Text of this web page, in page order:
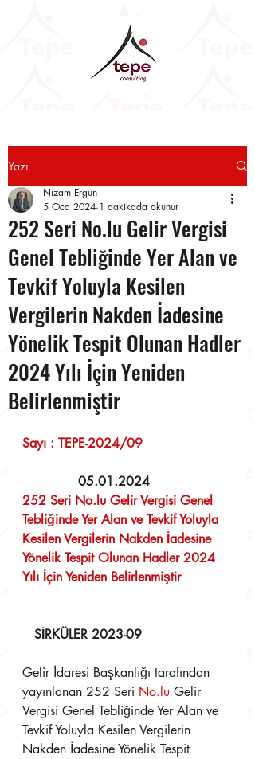
Yazı
252 Seri No.lu Gelir Vergisi
Genel Tebliğinde Yer Alan ve
Tevkif Yoluyla Kesilen
Vergilerin Nakden İadesine
Yönelik Tespit Olunan Hadler
2024 Yılı İçin Yeniden
Belirlenmiştir
Nizam Ergün
5 Oca 2024 1 dakikada okunur
Sayı : TEPE-2024/09
  05.01.2024
252 Seri No.lu Gelir Vergisi Genel
Tebliğinde Yer Alan ve Tevkif Yoluyla
Kesilen Vergilerin Nakden İadesine
Yönelik Tespit Olunan Hadler 2024
Yılı İçin Yeniden Belirlenmiştir
SİRKÜLER 2023-09
Gelir İdaresi Başkanlığı tarafından
yayınlanan 252 Seri No.lu Gelir
Vergisi Genel Tebliğinde Yer Alan ve
Tevkif Yoluyla Kesilen Vergilerin
Nakden İadesine Yönelik Tespit